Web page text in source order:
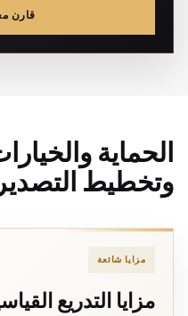
قارن
الحماية
وتخطيط
مزايا شائعة
مزايا التدريع